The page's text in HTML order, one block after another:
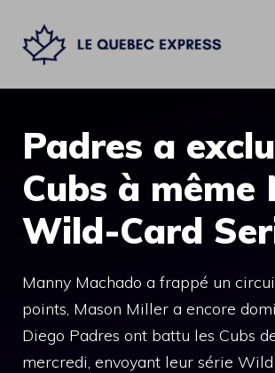
contenu
Padres a
Cubs à même
Wild-Card
Manny Machado a frappé un
points, Mason Miller a encore
Diego Padres ont battu les Cubs
mercredi, envoyant leur série